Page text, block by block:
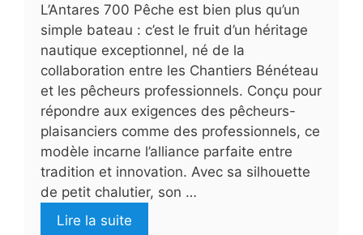
L’Antares 700 Pêche est bien plus qu’un
simple bateau : c’est le fruit d’un héritage
nautique exceptionnel, né de la
collaboration entre les Chantiers Bénéteau
et les pêcheurs professionnels. Conçu pour
répondre aux exigences des pêcheurs-
plaisanciers comme des professionnels, ce
modèle incarne l’alliance parfaite entre
tradition et innovation. Avec sa silhouette
de petit chalutier, son …
Lire la suite